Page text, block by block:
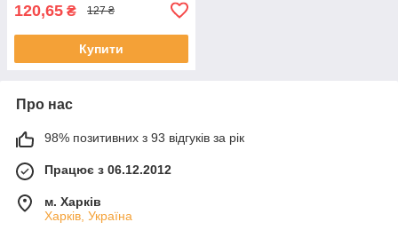
120,65 ₴ 127 ₴
Купити
Про нас
98% позитивних з 93 відгуків за рік
Працює з 06.12.2012
м. Харків
Харків, Україна